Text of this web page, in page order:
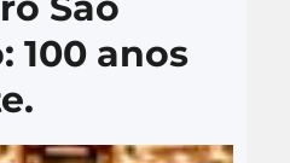
100 anos